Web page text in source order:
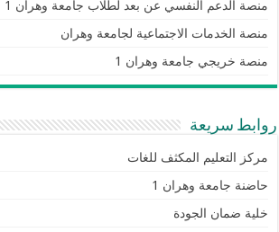
منصة الدعم النفسي عن بعد لطلاب جامعة وهران 1
منصة الخدمات الاجتماعية لجامعة وهران
منصة خريجي جامعة وهران 1
روابط سريعة
مركز التعليم المكثف للغات
حاضنة جامعة وهران 1
خلية ضمان الجودة